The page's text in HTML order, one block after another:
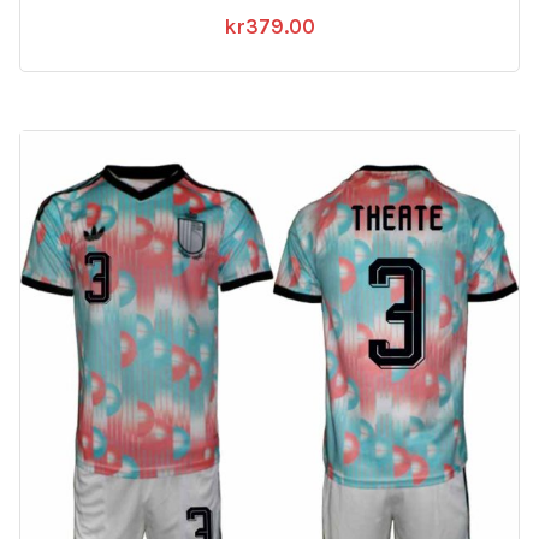
kr379.00